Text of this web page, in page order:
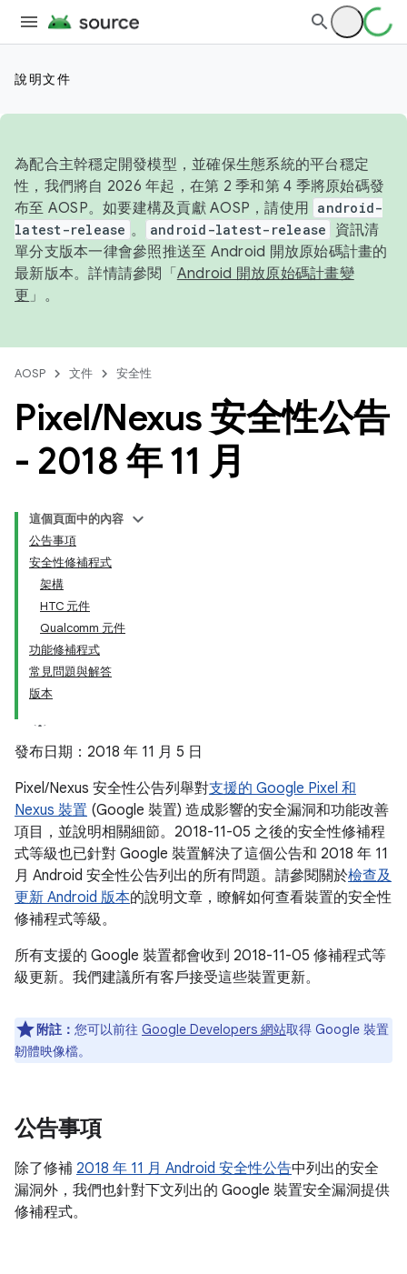
說明文件
為配合主幹穩定開發模型，並確保生態系統的平台穩定
性，我們將自 2026 年起，在第 2 季和第 4 季將原始碼發
布至 AOSP。如要建構及貢獻 AOSP，請使用 android-
latest-release 。 android-latest-release
資訊清
單分支版本一律會參照推送至 Android 開放原始碼計畫的
最新版本。詳情請參閱「 Android 開放原始碼計畫變
更 」。
AOSP 文件 安全性
Pixel/Nexus 安全性公告
- 2018 年 11 月
這個頁面中的內容
公告事項
安全性修補程式
架構
HTC 元件
Qualcomm 元件
功能修補程式
常見問題與解答
版本
發布日期：2018 年 11 月 5 日
Pixel/Nexus 安全性公告列舉對支援的 Google Pixel 和
Nexus 裝置 (Google 裝置) 造成影響的安全漏洞和功能改善
項目，並說明相關細節。2018-11-05 之後的安全性修補程
式等級也已針對 Google 裝置解決了這個公告和 2018 年 11
月 Android 安全性公告列出的所有問題。請參閱關於檢查及
更新 Android 版本的說明文章，瞭解如何查看裝置的安全性
修補程式等級。
所有支援的 Google 裝置都會收到 2018-11-05 修補程式等
級更新。我們建議所有客戶接受這些裝置更新。
附註： 您可以前往 Google Developers 網站取得 Google 裝置
韌體映像檔。
公告事項
除了修補 2018 年 11 月 Android 安全性公告中列出的安全
漏洞外，我們也針對下文列出的 Google 裝置安全漏洞提供
修補程式。